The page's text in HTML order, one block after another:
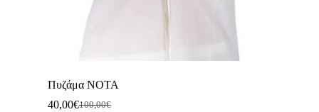
Πυζάμα NOTA
100,00€
40,00€